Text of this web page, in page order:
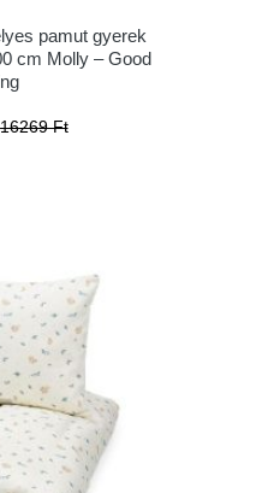
pamut gyerek
cm Molly – Good
16269 Ft